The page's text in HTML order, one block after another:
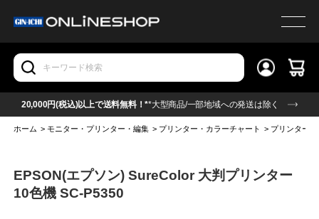
20,000円(税込)以上で送料無料！**大型商品/一部地域への発送は除く
ホーム >モニター・プリンター・編集 > プリンター・カラーチャート > プリンター(
EPSON(エプソン) SureColor 大判プリンター
10色機 SC-P5350